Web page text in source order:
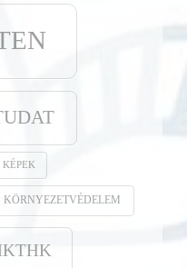
KÉPEK
KÖRNYEZETVÉDELEM